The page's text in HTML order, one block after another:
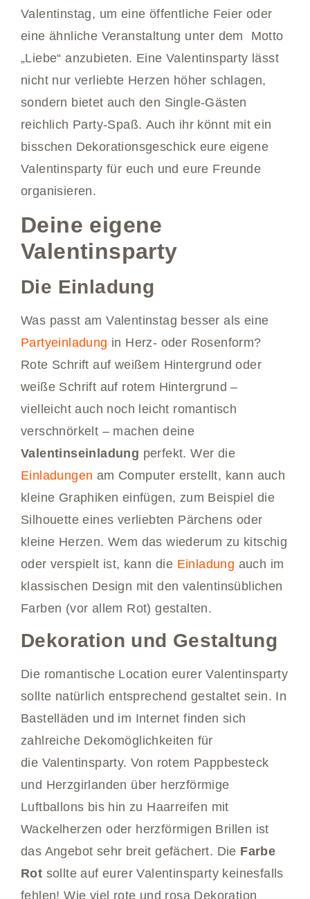
Valentinstag, um eine öffentliche Feier oder
eine ähnliche Veranstaltung unter dem Motto
„Liebe“ anzubieten. Eine Valentinsparty lässt
nicht nur verliebte Herzen höher schlagen,
sondern bietet auch den Single-Gästen
reichlich Party-Spaß. Auch ihr könnt mit ein
bisschen Dekorationsgeschick eure eigene
Valentinsparty für euch und eure Freunde
organisieren.
Deine eigene
Valentinsparty
Die Einladung
Was passt am Valentinstag besser als eine
Partyeinladung in Herz- oder Rosenform?
Rote Schrift auf weißem Hintergrund oder
weiße Schrift auf rotem Hintergrund –
vielleicht auch noch leicht romantisch
verschnörkelt – machen deine
Valentinseinladung perfekt. Wer die
Einladungen am Computer erstellt, kann auch
kleine Graphiken einfügen, zum Beispiel die
Silhouette eines verliebten Pärchens oder
kleine Herzen. Wem das wiederum zu kitschig
oder verspielt ist, kann die Einladung auch im
klassischen Design mit den valentinsüblichen
Farben (vor allem Rot) gestalten.
Dekoration und Gestaltung
Die romantische Location eurer Valentinsparty
sollte natürlich entsprechend gestaltet sein. In
Bastelläden und im Internet finden sich
zahlreiche Dekomöglichkeiten für
die Valentinsparty. Von rotem Pappbesteck
und Herzgirlanden über herzförmige
Luftballons bis hin zu Haarreifen mit
Wackelherzen oder herzförmigen Brillen ist
das Angebot sehr breit gefächert. Die Farbe
Rot sollte auf eurer Valentinsparty keinesfalls
fehlen! Wie viel rote und rosa Dekoration